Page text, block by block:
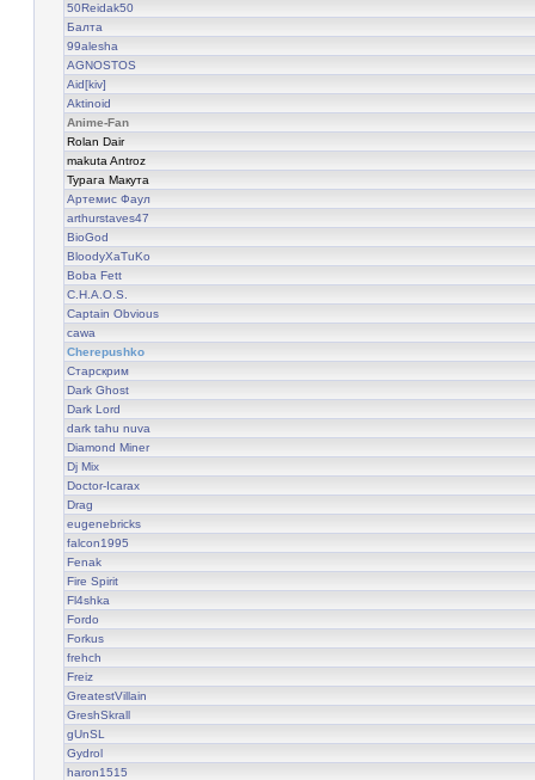
50Reidak50
Балта
99alesha
AGNOSTOS
Aid[kiv]
Aktinoid
Anime-Fan
Rolan Dair
makuta Antroz
Турага Макута
Артемис Фаул
arthurstaves47
BioGod
BloodyXaTuKo
Boba Fett
C.H.A.O.S.
Captain Obvious
cawa
Cherepushko
Старскрим
Dark Ghost
Dark Lord
dark tahu nuva
Diamond Miner
Dj Mix
Doctor-Icarax
Drag
eugenebricks
falcon1995
Fenak
Fire Spirit
Fl4shka
Fordo
Forkus
frehch
Freiz
GreatestVillain
GreshSkrall
gUnSL
Gydrol
haron1515